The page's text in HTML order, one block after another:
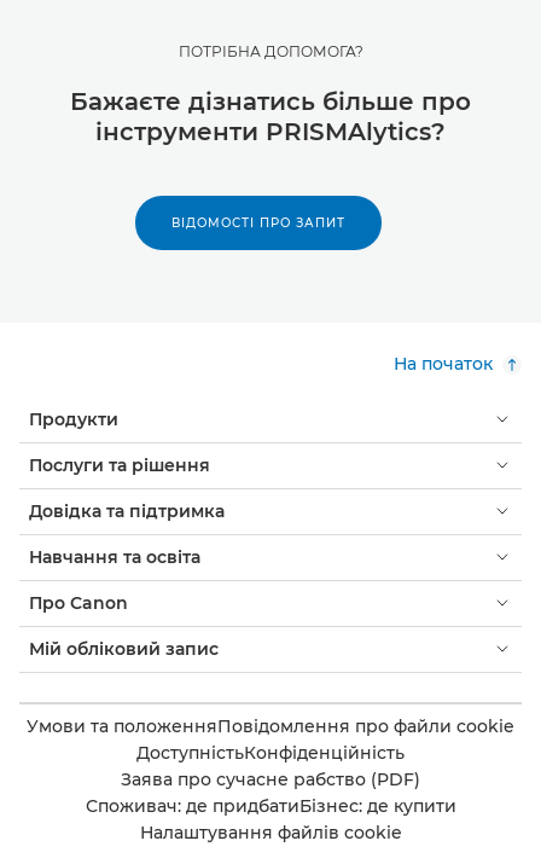
ПОТРІБНА ДОПОМОГА?
Бажаєте дізнатись більше про
інструменти PRISMAlytics?
ВІДОМОСТІ ПРО ЗАПИТ
На початок
Продукти
Послуги та рішення
Довідка та підтримка
Навчання та освіта
Про Canon
Мій обліковий запис
Умови та положенняПовідомлення про файли cookie
ДоступністьКонфіденційність
Заява про сучасне рабство (PDF)
Споживач: де придбатиБізнес: де купити
Налаштування файлів cookie